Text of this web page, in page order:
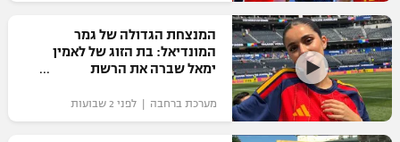
רשיון להקרנה פומבית לבית עסק
הצטרפות לחבילת הערוצים
לוח דרושים – ג'ובנט
המנצחת הגדולה של גמר
המונדיאל: בת הזוג של לאמין
ימאל שברה את הרשת
מערכת ברחבה | לפני 2 שבועות